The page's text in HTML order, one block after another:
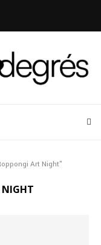
Art Night"
NIGHT